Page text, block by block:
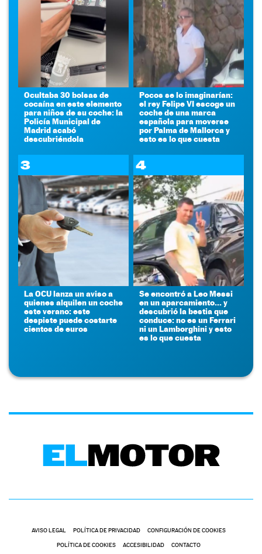
Ocultaba 30 bolsas de
cocaína en este elemento
para niños de su coche: la
Policía Municipal de
Madrid acabó
descubriéndola
Pocos se lo imaginarían:
el rey Felipe VI escoge un
coche de una marca
española para moverse
por Palma de Mallorca y
esto es lo que cuesta
3
La OCU lanza un aviso a
quienes alquilen un coche
este verano: este
despiste puede costarte
cientos de euros
4
Se encontró a Leo Messi
en un aparcamiento... y
descubrió la bestia que
conduce: no es un Ferrari
ni un Lamborghini y esto
es lo que cuesta
AVISO LEGAL POLÍTICA DE PRIVACIDAD CONFIGURACIÓN DE COOKIES
POLÍTICA DE COOKIES ACCESIBILIDAD CONTACTO